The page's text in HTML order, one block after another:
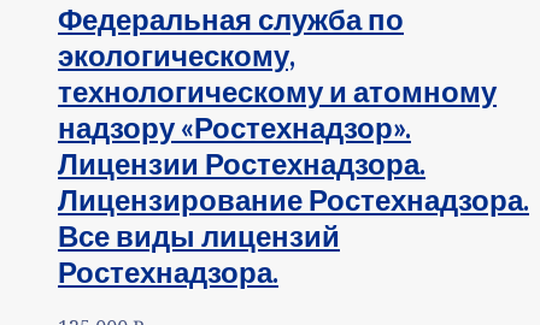
Федеральная служба по
экологическому,
технологическому и атомному
надзору «Ростехнадзор».
Лицензии Ростехнадзора.
Лицензирование Ростехнадзора.
Все виды лицензий
Ростехнадзора.